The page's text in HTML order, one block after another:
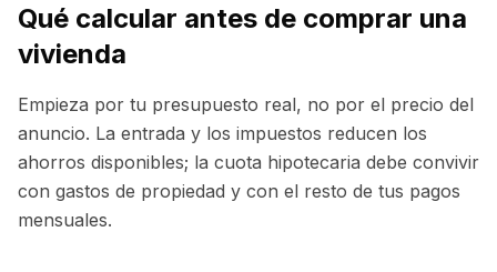
Qué calcular antes de comprar una
vivienda
Empieza por tu presupuesto real, no por el precio del
anuncio. La entrada y los impuestos reducen los
ahorros disponibles; la cuota hipotecaria debe convivir
con gastos de propiedad y con el resto de tus pagos
mensuales.